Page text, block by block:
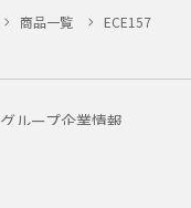
商品一覧
ECE157
グループ企業情報